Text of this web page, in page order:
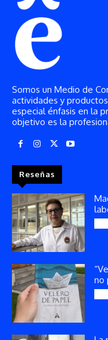
Somos un Medio de
actividades y
especial énfasis en la
objetivo es la
Reseñas
no